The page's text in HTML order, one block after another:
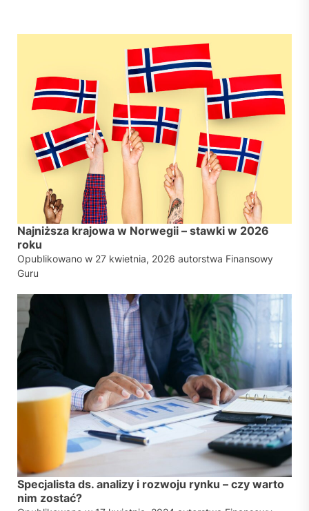
Najniższa krajowa w Norwegii – stawki w 2026
roku
Opublikowano w 27 kwietnia, 2026 autorstwa Finansowy
Guru
Specjalista ds. analizy i rozwoju rynku – czy warto
nim zostać?